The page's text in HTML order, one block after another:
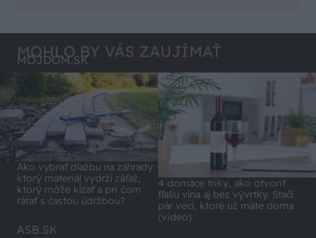
MOHLO BY VÁS ZAUJÍMAŤ
MÔJDOM.SK
Ako vybrať dlažbu na záhrady:
ktorý materiál vydrží záťaž,
ktorý môže kĺzať a pri čom
rátať s častou údržbou?
4 domáce triky, ako otvoriť
fľašu vína aj bez vývrtky. Stačí
pár vecí, ktoré už máte doma
(video)
ASB.SK